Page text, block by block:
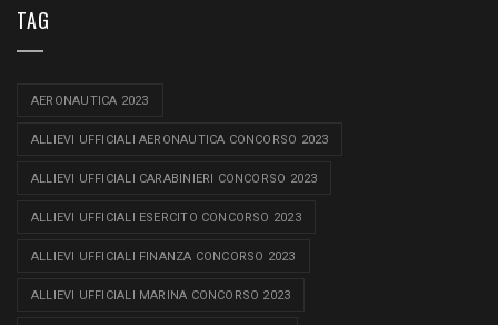
TAG
AERONAUTICA 2023
ALLIEVI UFFICIALI AERONAUTICA CONCORSO 2023
ALLIEVI UFFICIALI CARABINIERI CONCORSO 2023
ALLIEVI UFFICIALI ESERCITO CONCORSO 2023
ALLIEVI UFFICIALI FINANZA CONCORSO 2023
ALLIEVI UFFICIALI MARINA CONCORSO 2023